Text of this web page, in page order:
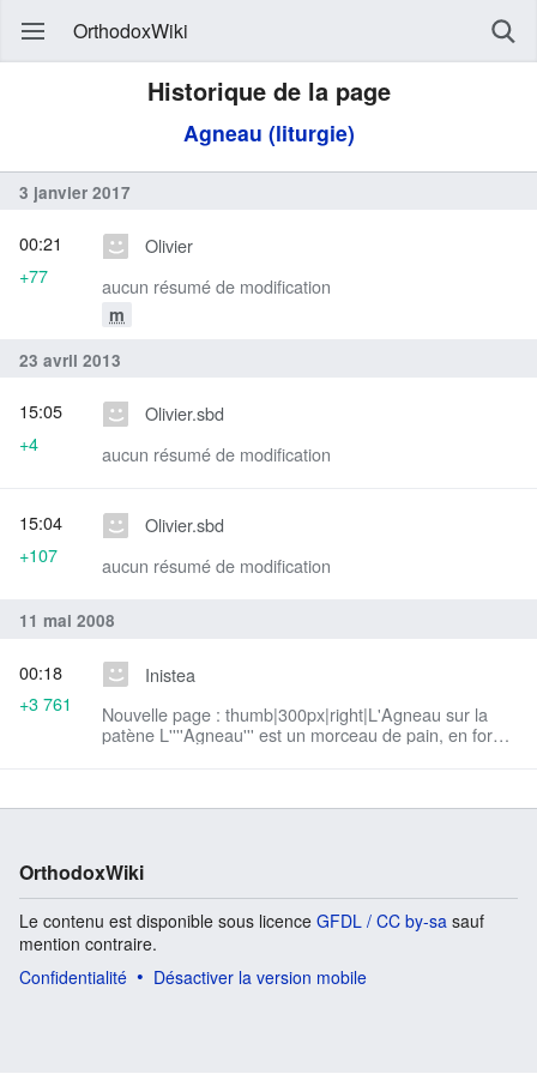
OrthodoxWiki
Historique de la page
Agneau (liturgie)
3 janvier 2017
Olivier
aucun résumé de modification
m
00:21
+77
23 avril 2013
Olivier.sbd
aucun résumé de modification
15:05
+4
Olivier.sbd
aucun résumé de modification
15:04
+107
11 mai 2008
Inistea
Nouvelle page : thumb|300px|right|L'Agneau sur la
patène L''''Agneau''' est un morceau de pain, en forme
00:18
+3 761
OrthodoxWiki
Le contenu est disponible sous licence GFDL / CC by-sa sauf
mention contraire.
Confidentialité
Désactiver la version mobile